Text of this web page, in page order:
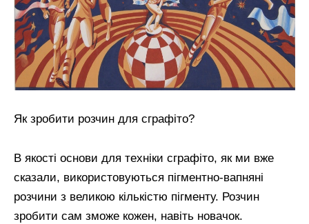
Як зробити розчин для сграфіто?
В якості основи для техніки сграфіто, як ми вже
сказали, використовуються пігментно-вапняні
розчини з великою кількістю пігменту. Розчин
зробити сам зможе кожен, навіть новачок.